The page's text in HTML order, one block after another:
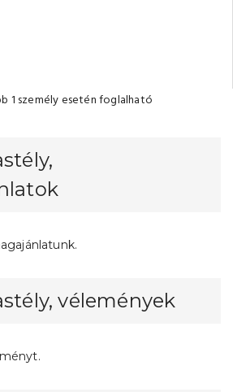
tér
1 személy esetén foglalható
vélemények